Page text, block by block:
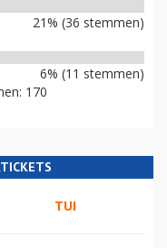
21% (36 stemmen)
6% (11 stemmen)
170
TUI